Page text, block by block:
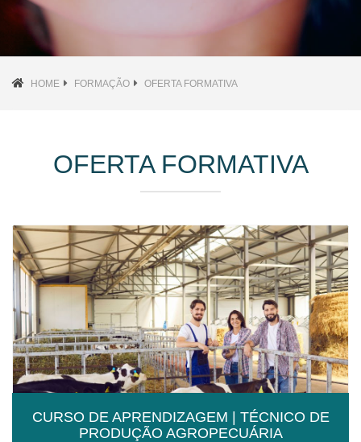
HOME FORMAÇÃO OFERTA FORMATIVA
OFERTA FORMATIVA
CURSO DE APRENDIZAGEM | TÉCNICO DE
PRODUÇÃO AGROPECUÁRIA